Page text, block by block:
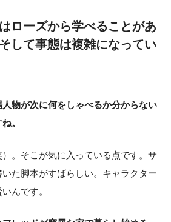
ローズから学べることがあ
して事態は複雑になってい
物が次に何をしゃべるか分からない
。
。そこが気に入っている点です。サ
た脚本がすばらしい。キャラクター
んです。